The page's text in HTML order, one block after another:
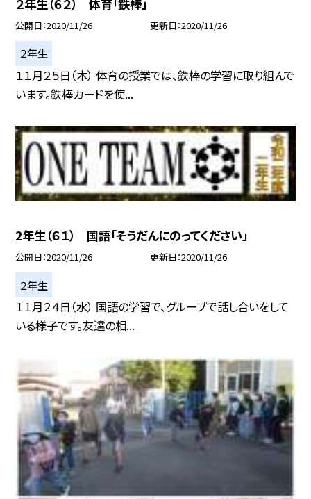
２年生（６２） 体育「鉄棒」
公開日 2020/11/26 更新日 2020/11/26
２年生
１１月２５日（木） 体育の授業では、鉄棒の学習に取り組んで
います。鉄棒カードを使...
2年生（６１） 国語「そうだんにのってください」
公開日 2020/11/26 更新日 2020/11/26
２年生
１１月２４日（水） 国語の学習で、グループで話し合いをして
いる様子です。友達の相...